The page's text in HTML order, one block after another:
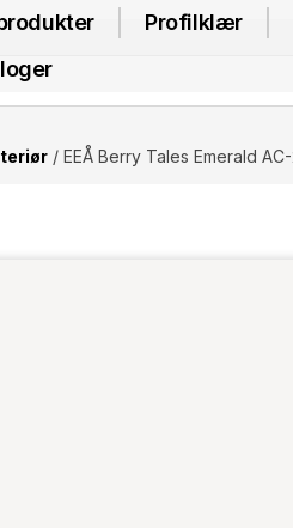
Profilklær
/ EEÅ Berry Tales Emerald AC-